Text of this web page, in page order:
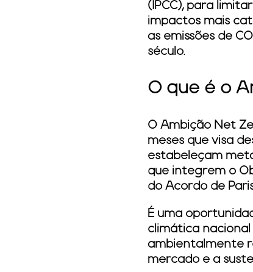
(IPCC), para
impactos mais
as emissões de CO
século.
O que é o
O Ambição Net
meses que visa
estabeleçam
que integrem o
do Acordo de
É uma
climática
ambientalmente
mercado e a